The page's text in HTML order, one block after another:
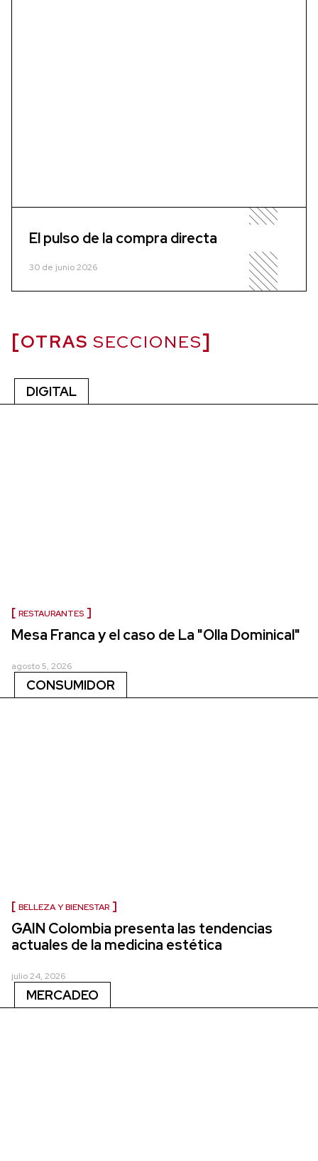
El pulso de la compra directa
30 de junio 2026
OTRAS SECCIONES
DIGITAL
RESTAURANTES
Mesa Franca y el caso de La "Olla Dominical"
agosto 5, 2026
CONSUMIDOR
BELLEZA Y BIENESTAR
GAIN Colombia presenta las tendencias
actuales de la medicina estética
julio 24, 2026
MERCADEO